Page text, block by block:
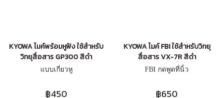
KYOWA ไมค์พร้อมหูฟัง ใช้สำหรับ
วิทยุสื่อสาร GP300 สีดำ
แบบเกี่ยวหู
฿450
KYOWA ไมค์ FBI ใช้สำหรับวิทยุ
สื่อสาร VX-7R สีดำ
FBI กดพูดที่นิ้ว
฿650